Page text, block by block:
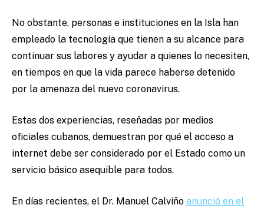
No obstante, personas e instituciones en la Isla han
empleado la tecnología que tienen a su alcance para
continuar sus labores y ayudar a quienes lo necesiten,
en tiempos en que la vida parece haberse detenido
por la amenaza del nuevo coronavirus.
Estas dos experiencias, reseñadas por medios
oficiales cubanos, demuestran por qué el acceso a
internet debe ser considerado por el Estado como un
servicio básico asequible para todos.
En días recientes, el Dr. Manuel Calviño anunció en el